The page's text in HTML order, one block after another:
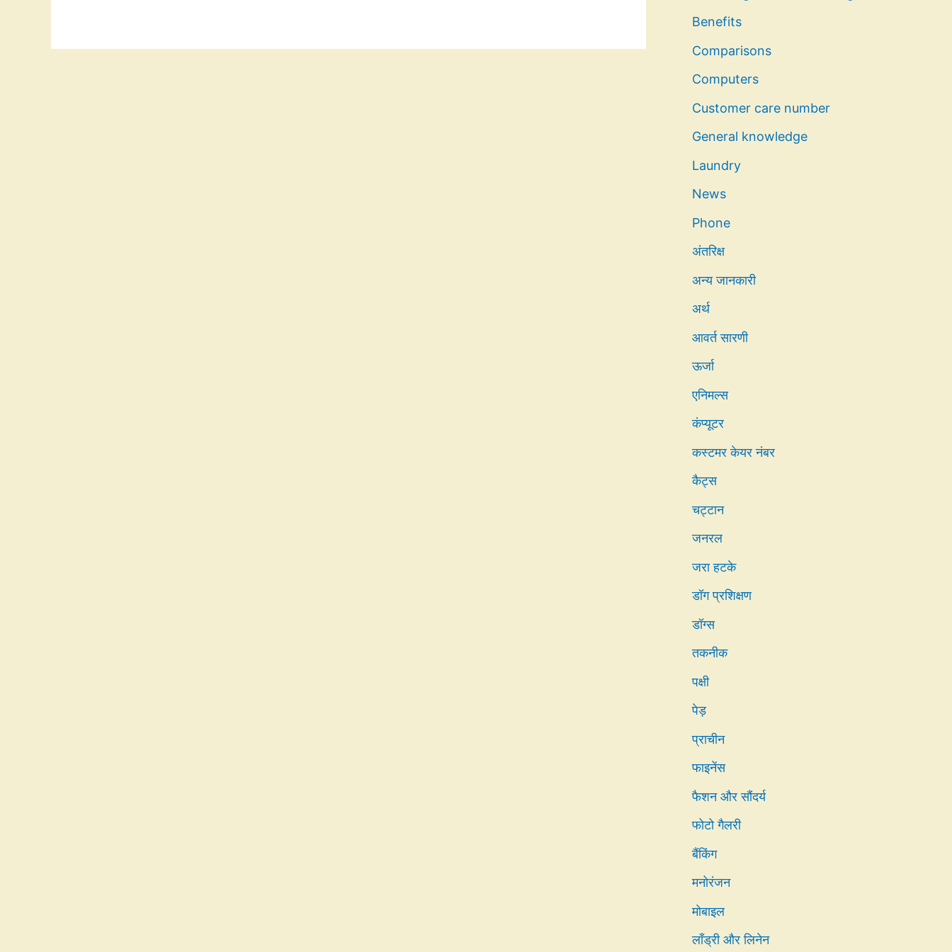
Benefits
Comparisons
Computers
Customer care number
General knowledge
Laundry
News
Phone
अंतरिक्ष
अन्य जानकारी
अर्थ
आवर्त सारणी
ऊर्जा
एनिमल्स
कंप्यूटर
कस्टमर केयर नंबर
कैट्स
चट्टान
जनरल
जरा हटके
डॉग प्रशिक्षण
डॉग्स
तकनीक
पक्षी
पेड़
प्राचीन
फाइनेंस
फैशन और सौंदर्य
फोटो गैलरी
बैंकिंग
मनोरंजन
मोबाइल
लाँड्री और लिनेन